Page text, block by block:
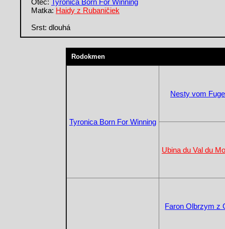
Matka: Haidy z Rubaničiek
Srst: dlouhá
Rodokmen
Tyronica Born For Winning
Nesty vom
Ubina du Val du
Faron Olbrzym z